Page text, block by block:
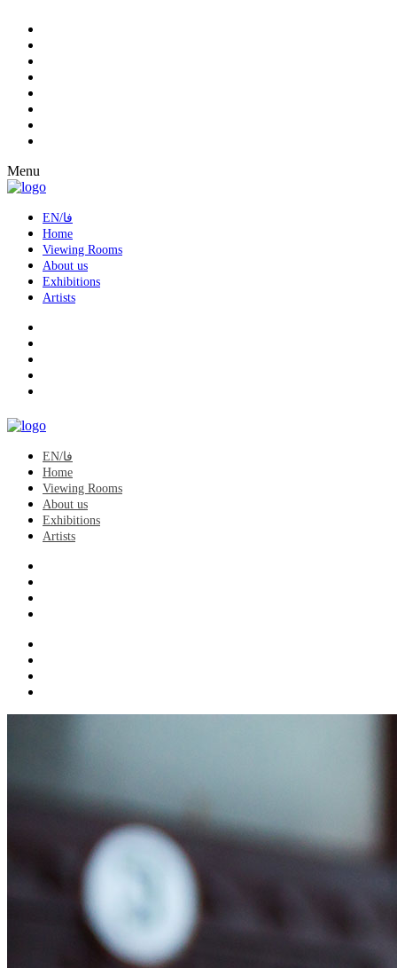
Menu
EN/فا
Home
Viewing Rooms
About us
Exhibitions
Artists
EN/فا
Home
Viewing Rooms
About us
Exhibitions
Artists